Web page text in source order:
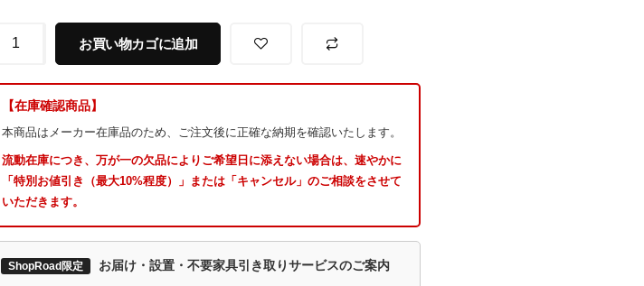
お買い物カゴに追加
【在庫確認商品】
本商品はメーカー在庫品のため、ご注文後に正確な納期を確認いたします。
流動在庫につき、万が一の欠品によりご希望日に添えない場合は、速やかに
「特別お値引き（最大10%程度）」または「キャンセル」のご相談をさせて
いただきます。
ShopRoad限定 お届け・設置・不要家具引き取りサービスのご案内